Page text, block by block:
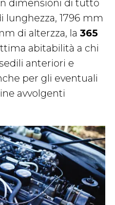
dimensioni di tutto
lunghezza, 1796 mm
di alterzza, la 365
abitabilità a chi
anteriori e
per gli eventuali
avvolgenti